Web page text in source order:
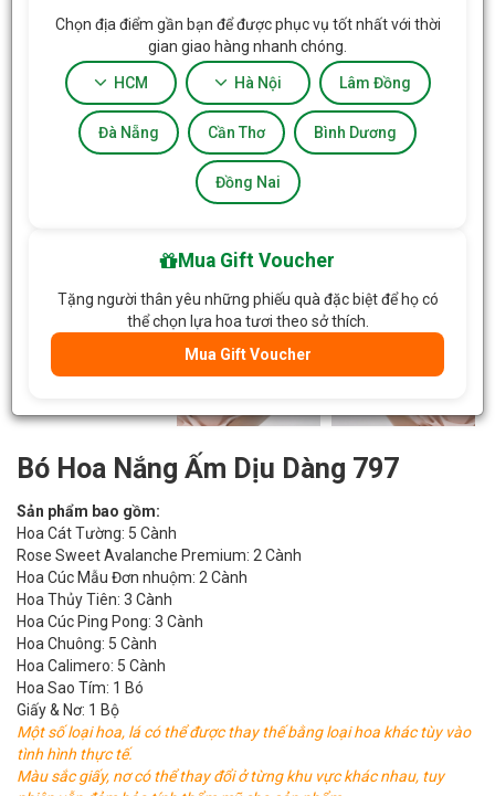
Bó Hoa Nắng Ấm Dịu Dàng 797
Sản phẩm bao gồm:
Hoa Cát Tường: 5 Cành
Rose Sweet Avalanche Premium: 2 Cành
Hoa Cúc Mẫu Đơn nhuộm: 2 Cành
Hoa Thủy Tiên: 3 Cành
Hoa Cúc Ping Pong: 3 Cành
Hoa Chuông: 5 Cành
Hoa Calimero: 5 Cành
Hoa Sao Tím: 1 Bó
Giấy & Nơ: 1 Bộ
Một số loại hoa, lá có thể được thay thế bằng loại hoa khác tùy vào
tình hình thực tế.
Màu sắc giấy, nơ có thể thay đổi ở từng khu vực khác nhau, tuy
Chọn địa điểm gần bạn để được phục vụ tốt nhất với thời
gian giao hàng nhanh chóng.
HCM Hà Nội Lâm Đồng
Đà Nẵng Cần Thơ Bình Dương
Đồng Nai
Mua Gift Voucher
Tặng người thân yêu những phiếu quà đặc biệt để họ có
thể chọn lựa hoa tươi theo sở thích.
Mua Gift Voucher